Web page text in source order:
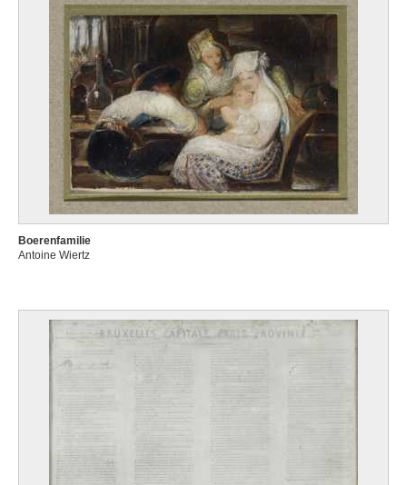
Boerenfamilie
Antoine Wiertz